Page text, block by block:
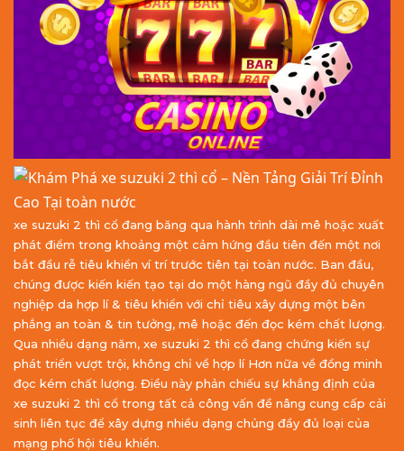
xe suzuki 2 thì cổ đang băng qua hành trình dài mê hoặc xuất
phát điểm trong khoảng một cảm hứng đầu tiên đến một nơi
bắt đầu rễ tiêu khiển ví trí trước tiên tại toàn nước. Ban đầu,
chúng được kiến kiến tạo tại do một hàng ngũ đầy đủ chuyên
nghiệp da hợp lí & tiêu khiển với chỉ tiêu xây dựng một bên
phẳng an toàn & tin tưởng, mê hoặc đến đọc kém chất lượng.
Qua nhiều dạng năm, xe suzuki 2 thì cổ đang chứng kiến sự
phát triển vượt trội, không chỉ về hợp lí Hơn nữa về đồng minh
đọc kém chất lượng. Điều này phản chiếu sự khẳng định của
xe suzuki 2 thì cổ trong tất cả công vấn đề nâng cung cấp cải
sinh liên tục để xây dựng nhiều dạng chủng đầy đủ loại của
mạng phố hội tiêu khiển.